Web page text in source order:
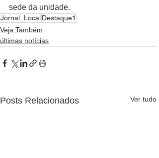
sede da unidade.
Jornal_LocalDestaque1
Veja Também
últimas notícias
Posts Relacionados Ver tudo